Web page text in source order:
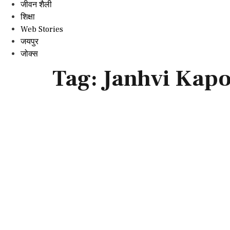
जीवन शैली
शिक्षा
Web Stories
जयपुर
जोक्स
Tag:Janhvi